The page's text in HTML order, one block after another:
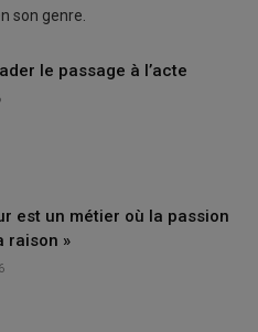
son genre.
le passage à l’acte
est un métier où la passion
raison »